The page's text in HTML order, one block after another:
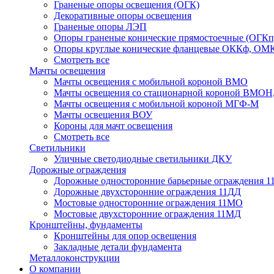
Граненые опоры освещения (ОГК)
Декоративные опоры освещения
Граненые опоры ЛЭП
Опоры граненые конические прямостоечные
Опоры круглые конические фланцевые ОККф,
Смотреть все
Мачты освещения
Мачты освещения с мобильной короной ВМО
Мачты освещения со стационарной короной
Мачты освещения с мобильной короной МГФ-М
Мачты освещения ВОУ
Короны для мачт освещения
Смотреть все
Светильники
Уличные светодиодные светильники ДКУ
Дорожные ограждения
Дорожные oдносторонние барьерные ограждения
Дорожные двухсторонние ограждения 11ДД
Мостовые односторонние ограждения 11МО
Мостовые двухсторонние ограждения 11МД
Кронштейны, фундаменты
Кронштейны для опор освещения
Закладные детали фундамента
Металлоконструкции
О компании